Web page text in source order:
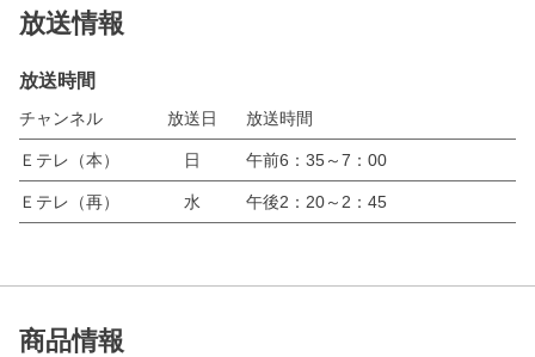
放送情報
放送時間
チャンネル 放送日 放送時間
Ｅテレ（本） 日 午前6：35～7：00
Ｅテレ（再） 水 午後2：20～2：45
商品情報